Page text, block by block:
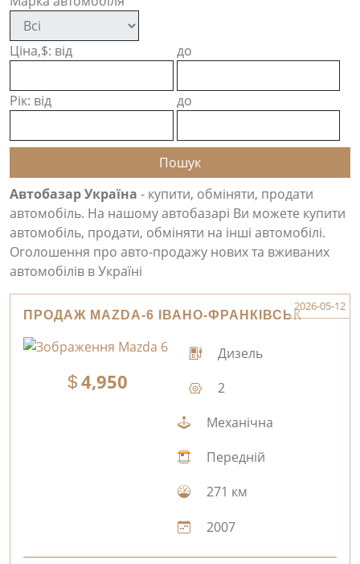
Ціна,$: від до
Рік: від до
Автобазар Україна - купити, обміняти, продати
автомобіль. На нашому автобазарі Ви можете купити
автомобіль, продати, обміняти на інші автомобілі.
Оголошення про авто-продажу нових та вживаних
автомобілів в Україні
ПРОДАЖ MAZDA-6 ІВАНО-ФРАНКІВСЬК
2026-05-12
4,950
Дизель
2
Механічна
Передній
271 км
2007